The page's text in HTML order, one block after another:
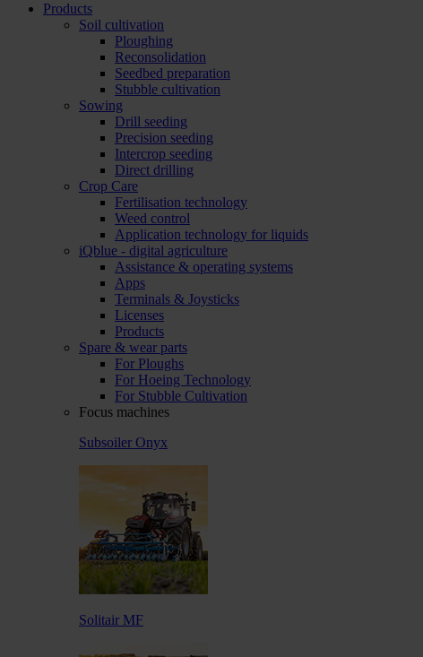
Products
Soil cultivation
Ploughing
Reconsolidation
Seedbed preparation
Stubble cultivation
Sowing
Drill seeding
Precision seeding
Intercrop seeding
Direct drilling
Crop Care
Fertilisation technology
Weed control
Application technology for liquids
iQblue - digital agriculture
Assistance & operating systems
Apps
Terminals & Joysticks
Licenses
Products
Spare & wear parts
For Ploughs
For Hoeing Technology
For Stubble Cultivation
Focus machines
Subsoiler Onyx
Solitair MF